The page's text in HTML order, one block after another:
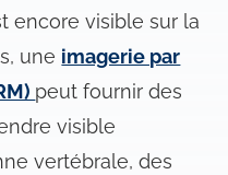
encore visible sur la
une imagerie par
peut fournir des
visible
vertébrale, des